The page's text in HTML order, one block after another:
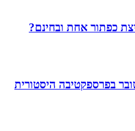
כפתור אחת ובחינם?